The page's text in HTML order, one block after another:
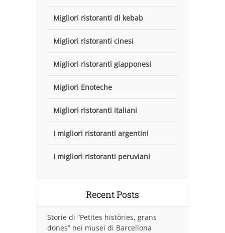
Migliori ristoranti di kebab
Migliori ristoranti cinesi
Migliori ristoranti giapponesi
Migliori Enoteche
Migliori ristoranti italiani
I migliori ristoranti argentini
I migliori ristoranti peruviani
Recent Posts
Storie di “Petites històries, grans
dones” nei musei di Barcellona